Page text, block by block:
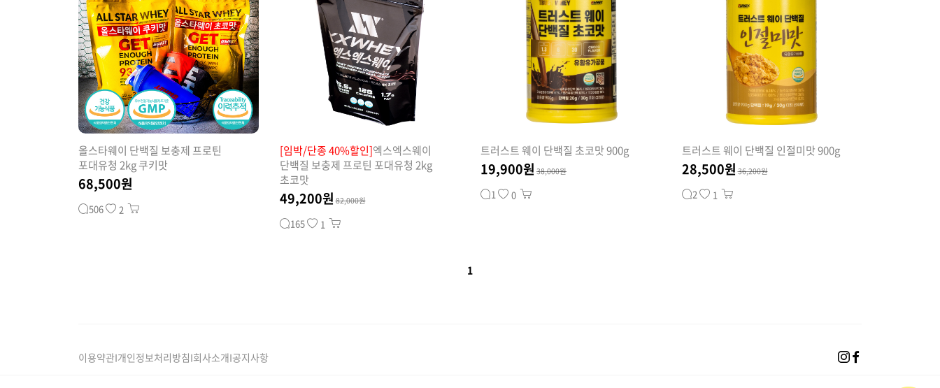
올스타웨이 단백질 보충제 프로틴
포대유청 2kg 쿠키맛
68,500원
506 2
[임박/단종 40%할인]엑스엑스웨이
단백질 보충제 프로틴 포대유청 2kg
초코맛
49,200원 82,000원
165 1
트러스트 웨이 단백질 초코맛 900g
19,900원 38,000원
1 0
트러스트 웨이 단백질 인절미맛 900g
28,500원 36,200원
2 1
1
이용약관I개인정보처리방침I회사소개I공지사항